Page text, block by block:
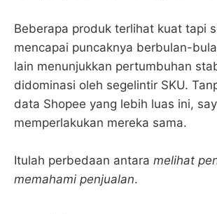
Beberapa produk terlihat kuat tapi
mencapai puncaknya berbulan-
lain menunjukkan pertumbuhan
didominasi oleh segelintir SKU.
data Shopee yang lebih luas ini,
memperlakukan mereka sama.
Itulah perbedaan antara melihat
memahami penjualan.